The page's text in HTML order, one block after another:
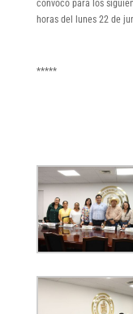
convocó para los
horas del lunes 22 de
*****